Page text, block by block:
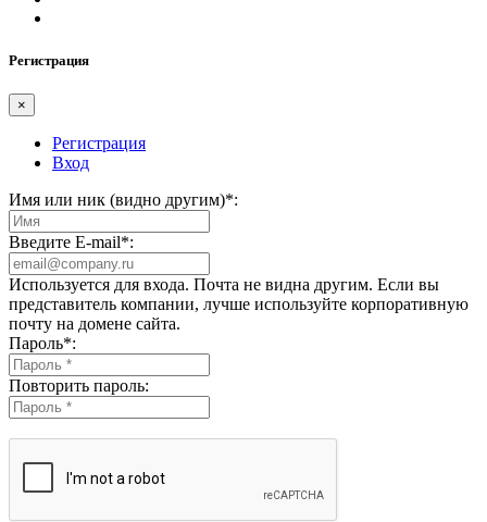
Регистрация
×
Регистрация
Вход
Имя или ник (видно другим)*:
Введите E-mail*:
Используется для входа. Почта не видна другим. Если вы
представитель компании, лучше используйте корпоративную
почту на домене сайта.
Пароль*:
Повторить пароль: